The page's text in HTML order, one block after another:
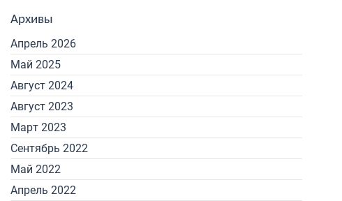
Архивы
Апрель 2026
Май 2025
Август 2024
Август 2023
Март 2023
Сентябрь 2022
Май 2022
Апрель 2022